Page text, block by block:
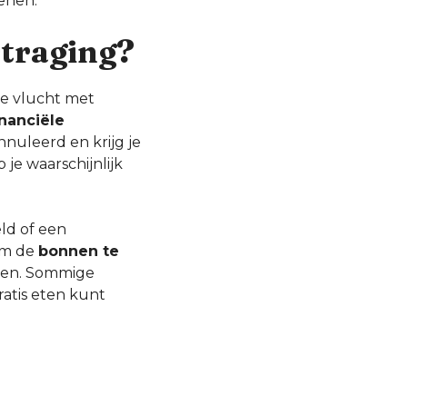
vlucht met
en krijg je
je waarschijnlijk
of een
de bonnen te
Sommige
eten kunt